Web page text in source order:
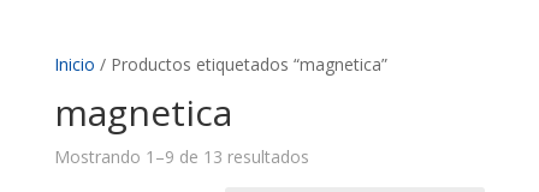
Inicio / Productos etiquetados “magnetica”
magnetica
Mostrando 1–9 de 13 resultados